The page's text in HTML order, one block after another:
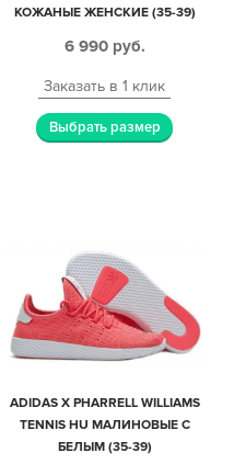
КОЖАНЫЕ ЖЕНСКИЕ (35-39)
6 990 руб.
Заказать в 1 клик
Выбрать размер
ADIDAS X PHARRELL WILLIAMS
TENNIS HU МАЛИНОВЫЕ С
БЕЛЫМ (35-39)